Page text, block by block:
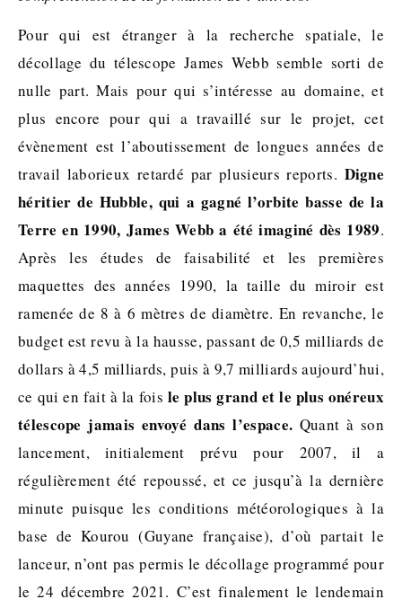
Pour qui est étranger à la recherche spatiale, le
décollage du télescope James Webb semble sorti de
nulle part. Mais pour qui s’intéresse au domaine, et
plus encore pour qui a travaillé sur le projet, cet
évènement est l’aboutissement de longues années de
travail laborieux retardé par plusieurs reports. Digne
héritier de Hubble, qui a gagné l’orbite basse de la
Terre en 1990, James Webb a été imaginé dès 1989.
Après les études de faisabilité et les premières
maquettes des années 1990, la taille du miroir est
ramenée de 8 à 6 mètres de diamètre. En revanche, le
budget est revu à la hausse, passant de 0,5 milliards de
dollars à 4,5 milliards, puis à 9,7 milliards aujourd’hui,
ce qui en fait à la fois le plus grand et le plus onéreux
télescope jamais envoyé dans l’espace. Quant à son
lancement, initialement prévu pour 2007, il a
régulièrement été repoussé, et ce jusqu’à la dernière
minute puisque les conditions météorologiques à la
base de Kourou (Guyane française), d’où partait le
lanceur, n’ont pas permis le décollage programmé pour
le 24 décembre 2021. C’est finalement le lendemain